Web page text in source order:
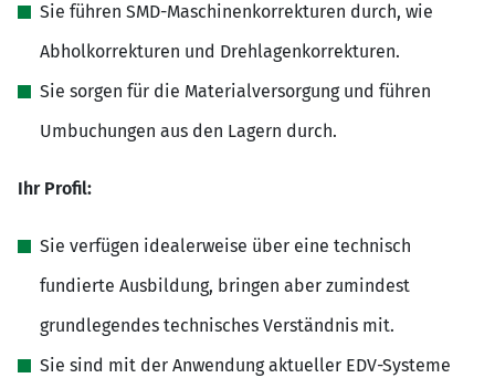
Sie führen SMD-Maschinenkorrekturen durch, wie
Abholkorrekturen und Drehlagenkorrekturen.
Sie sorgen für die Materialversorgung und führen
Umbuchungen aus den Lagern durch.
Ihr Profil:
Sie verfügen idealerweise über eine technisch
fundierte Ausbildung, bringen aber zumindest
grundlegendes technisches Verständnis mit.
Sie sind mit der Anwendung aktueller EDV-Systeme